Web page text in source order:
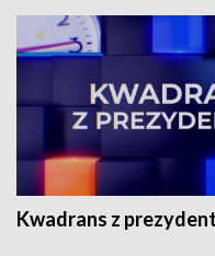
Kwadrans z